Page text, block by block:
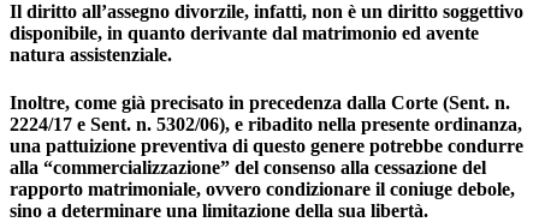
Il diritto all’assegno divorzile, infatti, non è un diritto soggettivo
disponibile, in quanto derivante dal matrimonio ed avente
natura assistenziale.
Inoltre, come già precisato in precedenza dalla Corte (Sent. n.
2224/17 e Sent. n. 5302/06), e ribadito nella presente ordinanza,
una pattuizione preventiva di questo genere potrebbe condurre
alla “commercializzazione” del consenso alla cessazione del
rapporto matrimoniale, ovvero condizionare il coniuge debole,
sino a determinare una limitazione della sua libertà.